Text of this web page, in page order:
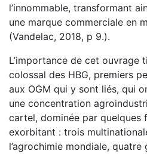
l’innommable, transformant
une marque commerciale en
(Vandelac, 2018, p 9.).
L’importance de cet ouvrage
colossal des HBG, premiers
aux OGM qui y sont liés, qui
une concentration
cartel, dominée par quelques
exorbitant : trois
l’agrochimie mondiale, quatre